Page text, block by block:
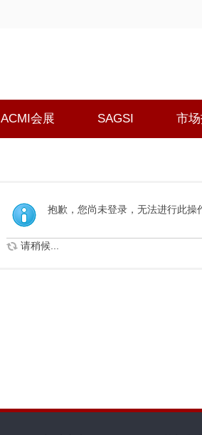
ACMI会展 SAGSI 市
抱歉，您尚未登录，无法进行此操
请稍候...